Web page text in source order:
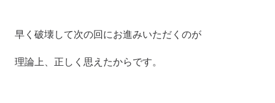
早く破壊して次の回にお進みいただくのが
理論上、正しく思えたからです。